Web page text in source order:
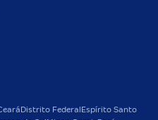
Distrito Federal Espírito Santo